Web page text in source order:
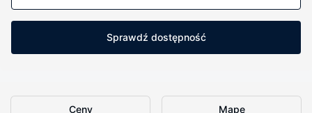
Sprawdź dostępność
Ceny Mapę